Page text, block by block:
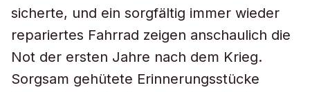
sicherte, und ein sorgfältig immer wieder
repariertes Fahrrad zeigen anschaulich die
Not der ersten Jahre nach dem Krieg.
Sorgsam gehütete Erinnerungsstücke